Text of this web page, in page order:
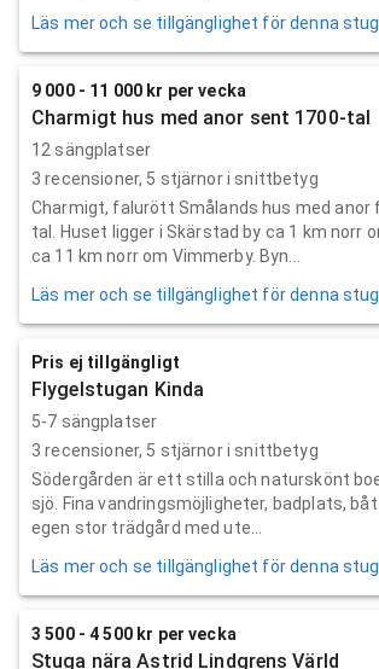
Läs mer och se tillgänglighet för denna
9 000 - 11 000 kr per vecka
Charmigt hus med anor sent 1700-tal
12 sängplatser
3 recensioner, 5 stjärnor i snittbetyg
Charmigt, falurött Smålands hus med anor
tal. Huset ligger i Skärstad by ca 1 km norr
ca 11 km norr om Vimmerby. Byn...
Läs mer och se tillgänglighet för denna
Pris ej tillgängligt
Flygelstugan Kinda
5-7 sängplatser
3 recensioner, 5 stjärnor i snittbetyg
Södergården är ett stilla och naturskönt
sjö. Fina vandringsmöjligheter, badplats,
egen stor trädgård med ute...
Läs mer och se tillgänglighet för denna
3 500 - 4 500 kr per vecka
Stuga nära Astrid Lindgrens Värld